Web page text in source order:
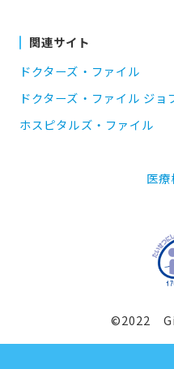
関連サイト
ドクターズ・ファイル
ドクターズ・ファイル ジョ
ホスピタルズ・ファイル
医
©2022